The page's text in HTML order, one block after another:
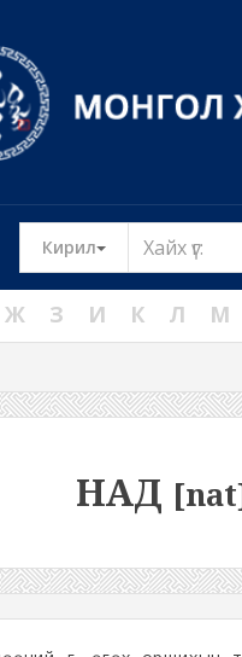
Кирил Toggle
Ж З И К Л М
НАД